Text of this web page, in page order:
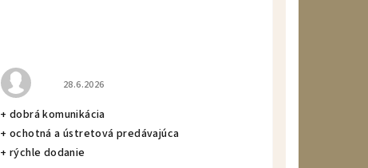
Hodnotenie obchodu je 5 z 5 hviezdičiek.
28.6.2026
+ dobrá komunikácia
+ ochotná a ústretová predávajúca
+ rýchle dodanie